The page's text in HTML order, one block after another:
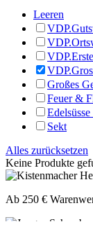
Leeren
Großes
Feuer &
Sekt
Alles zurücksetzen
Keine Produkte
Ab 250 €